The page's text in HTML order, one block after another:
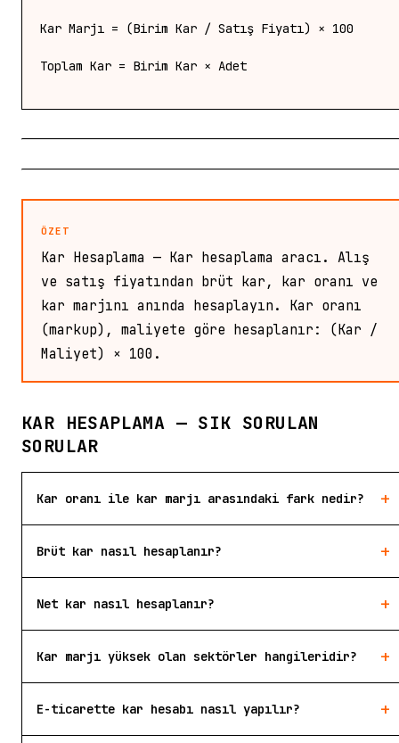
Kar Marjı = (Birim Kar / Satış Fiyatı) × 100
Toplam Kar = Birim Kar × Adet
ÖZET
Kar Hesaplama — Kar hesaplama aracı. Alış
ve satış fiyatından brüt kar, kar oranı ve
kar marjını anında hesaplayın. Kar oranı
(markup), maliyete göre hesaplanır: (Kar /
Maliyet) × 100.
KAR HESAPLAMA — SIK SORULAN
SORULAR
Kar oranı ile kar marjı arasındaki fark nedir? +
Brüt kar nasıl hesaplanır? +
Net kar nasıl hesaplanır? +
Kar marjı yüksek olan sektörler hangileridir? +
E-ticarette kar hesabı nasıl yapılır? +